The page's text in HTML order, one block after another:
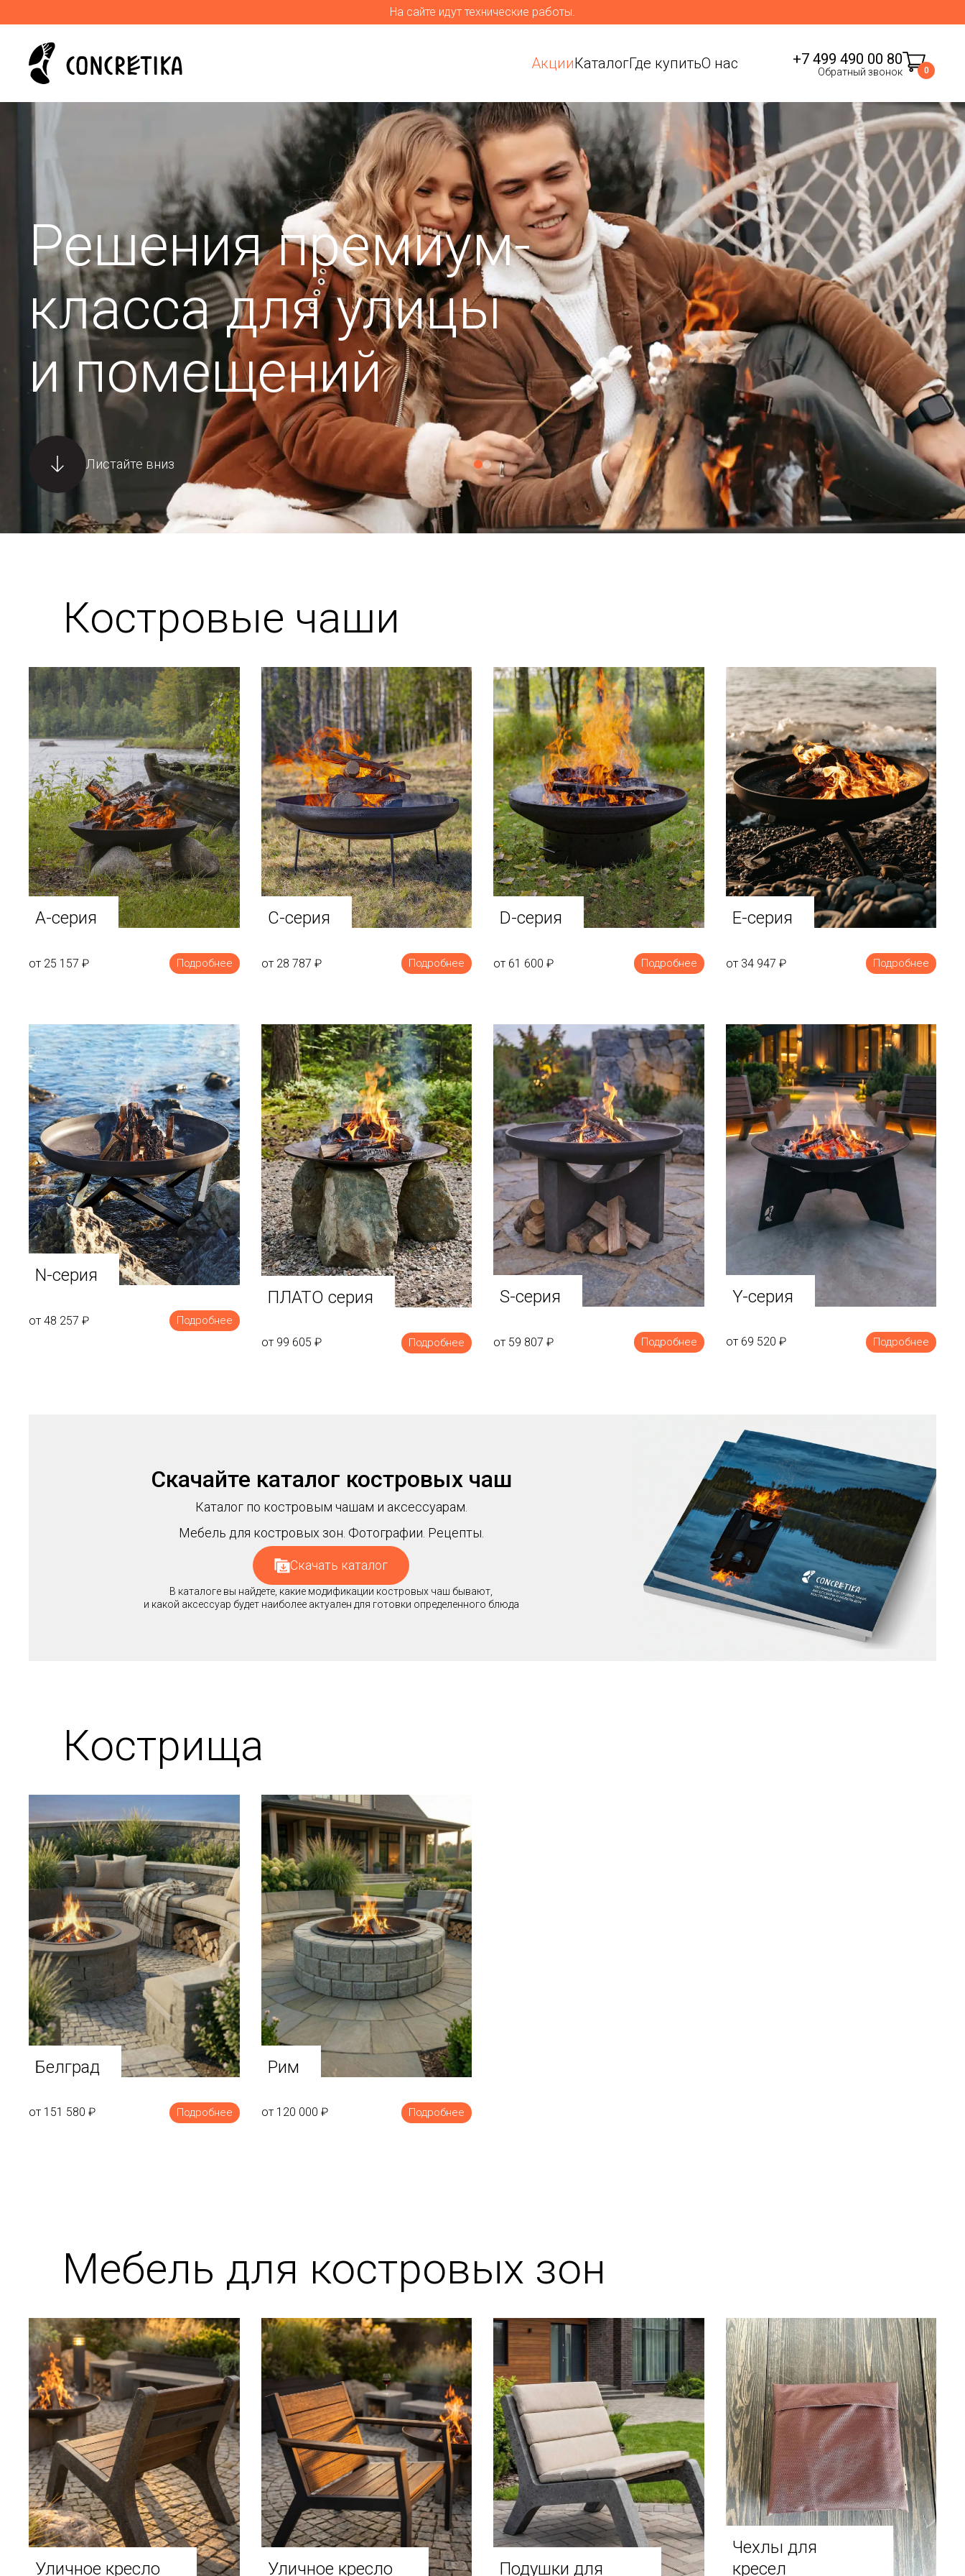
На сайте идут технические работы.
АкцииКаталогГде купитьО нас +7 499 490 00 80
Обратный звонок 0
Решения премиум-
класса для улицы
и помещений
Листайте вниз
Костровые чаши
A-серия
от 25 157 ₽ Подробнее
C-серия
от 28 787 ₽ Подробнее
D-серия
от 61 600 ₽ Подробнее
E-серия
от 34 947 ₽ Подробнее
N-серия
от 48 257 ₽ Подробнее
ПЛАТО серия
от 99 605 ₽ Подробнее
S-серия
от 59 807 ₽ Подробнее
Y-серия
от 69 520 ₽ Подробнее
Скачайте каталог костровых чаш
Каталог по костровым чашам и аксессуарам.
Мебель для костровых зон. Фотографии. Рецепты.
Скачать каталог
В каталоге вы найдете, какие модификации костровых чаш бывают,
и какой аксессуар будет наиболее актуален для готовки определенного блюда
Кострища
Белград
от 151 580 ₽ Подробнее
Рим
от 120 000 ₽ Подробнее
Мебель для костровых зон
Уличное кресло Уличное кресло Подушки для
Чехлы для
кресел